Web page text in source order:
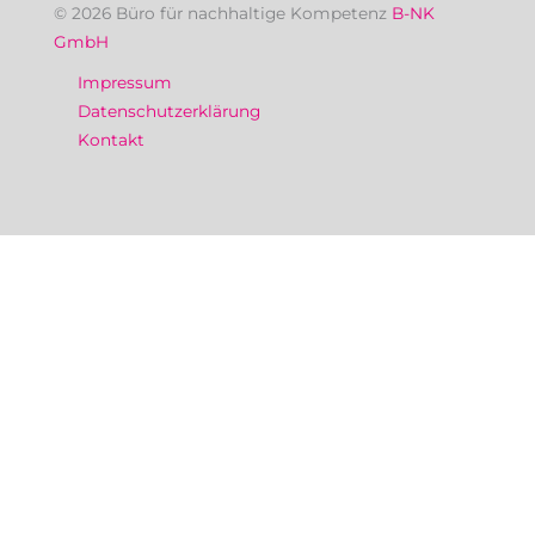
© 2026 Büro für nachhaltige Kompetenz B-NK
GmbH
Impressum
Datenschutzerklärung
Kontakt